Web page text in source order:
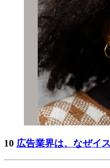
10 広告業界は、なぜイ